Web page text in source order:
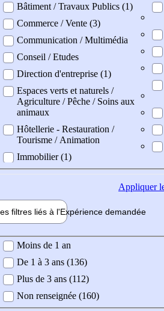
Bâtiment / Travaux Publics (1)
Commerce / Vente (3)
Communication / Multimédia
Conseil / Etudes
Direction d'entreprise (1)
Espaces verts et naturels /
Agriculture / Pêche / Soins aux
animaux
Hôtellerie - Restauration /
Tourisme / Animation
Immobilier (1)
Appliquer
filtres liés à l'Expérience demandée
demandée
Moins de 1 an
De 1 à 3 ans (136)
Plus de 3 ans (112)
Non renseignée (160)